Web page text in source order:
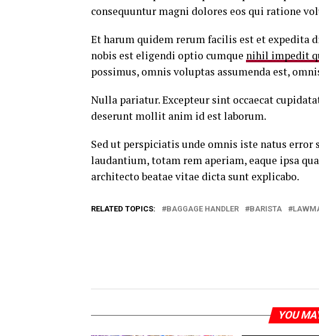
consequuntur magni dolores eos qui ratione
Et harum quidem rerum facilis est et expedita
nobis est eligendi optio cumque nihil impedit
possimus, omnis voluptas assumenda est,
Nulla pariatur. Excepteur sint occaecat
deserunt mollit anim id est laborum.
Sed ut perspiciatis unde omnis iste natus
laudantium, totam rem aperiam, eaque ipsa
architecto beatae vitae dicta sunt explicabo.
RELATED TOPICS: BAGGAGE HANDLER BARISTA
YOU